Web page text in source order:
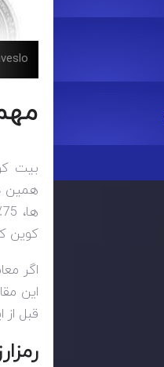
بیت
همین
کوین کش و
اگر
این
قبل